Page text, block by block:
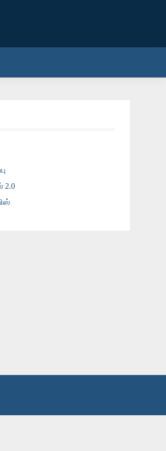
2.0